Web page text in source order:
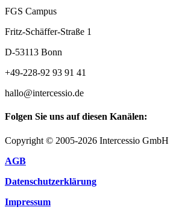
FGS Campus
Fritz-Schäffer-Straße 1
D-53113 Bonn
+49-228-92 93 91 41
hallo@intercessio.de
Folgen Sie uns auf diesen Kanälen:
Copyright © 2005-2026 Intercessio GmbH
AGB
Datenschutzerklärung
Impressum